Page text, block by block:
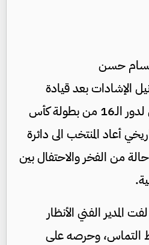
حسن
بعد قيادة
منتخب مصر الى التأهّل لدور الـ16 من بطولة كأس
إنجاز تاريخي أعاد المنتخب الى دائرة
حالة من الفخر والاحتفال بين
المدير الفني الأنظار
التماس، وحرصه على